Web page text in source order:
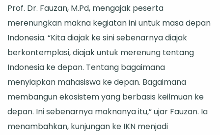
Prof. Dr. Fauzan, M.Pd, mengajak peserta
merenungkan makna kegiatan ini untuk masa depan
Indonesia. “Kita diajak ke sini sebenarnya diajak
berkontemplasi, diajak untuk merenung tentang
Indonesia ke depan. Tentang bagaimana
menyiapkan mahasiswa ke depan. Bagaimana
membangun ekosistem yang berbasis keilmuan ke
depan. Ini sebenarnya maknanya itu,” ujar Fauzan. Ia
menambahkan, kunjungan ke IKN menjadi